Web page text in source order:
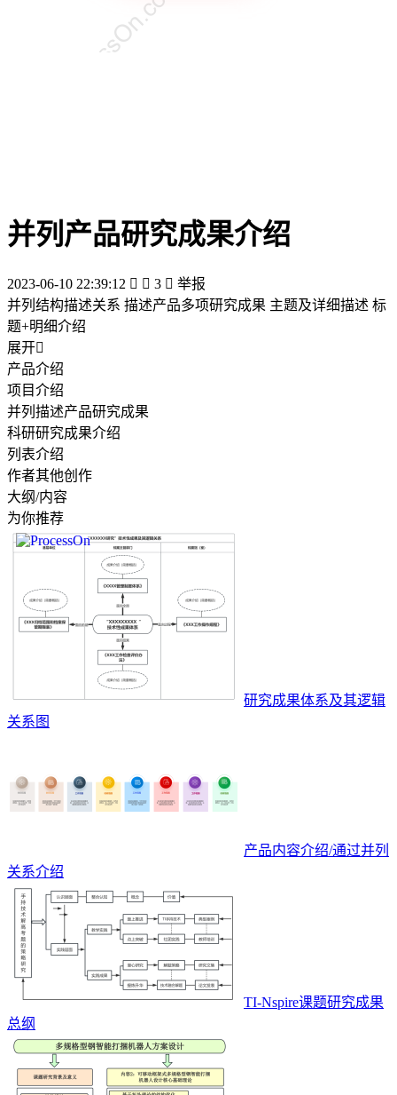
并列产品研究成果介绍
2023-06-10 22:39:12   3  举报
并列结构描述关系 描述产品多项研究成果 主题及详细描述 标
题+明细介绍
展开
产品介绍
项目介绍
并列描述产品研究成果
科研研究成果介绍
列表介绍
作者其他创作
大纲/内容
为你推荐
研究成果体系及其逻辑
关系图
产品内容介绍/通过并列
关系介绍
TI-Nspire课题研究成果
总纲